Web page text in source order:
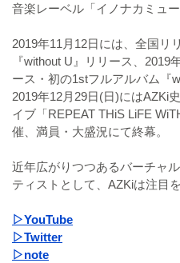
音楽レーベル「イノナカミュ
2019年11月12日には、全国リ
『without U』リリース、2019
ース・初の1stフルアルバム『
2019年12月29日(日)にはAZKi
イブ「REPEAT THiS LiFE
催、満員・大盛況にて終幕。
近年広がりつつあるバーチャ
ティストとして、AZKiは注目
▷YouTube
▷Twitter
▷note